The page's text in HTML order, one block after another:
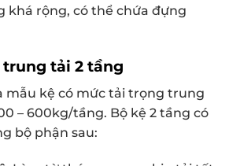
khá rộng, có thể chứa đựng
trung tải 2 tầng
mẫu kệ có mức tải trọng trung
– 600kg/tầng. Bộ kệ 2 tầng có
bộ phận sau: